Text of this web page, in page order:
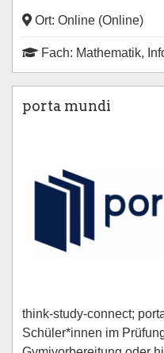
Ort: Online (Online)
Fach: Mathematik,
porta mundi
think-study-connect;
Schüler*innen im